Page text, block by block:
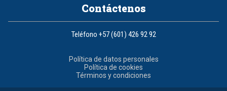
Contáctenos
Teléfono +57 (601) 426 92 92
Política de datos personales
Política de cookies
Términos y condiciones